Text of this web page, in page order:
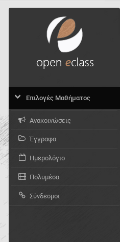
Επιλογές Μαθήματος
Ανακοινώσεις
Έγγραφα
Ημερολόγιο
Πολυμέσα
Σύνδεσμοι